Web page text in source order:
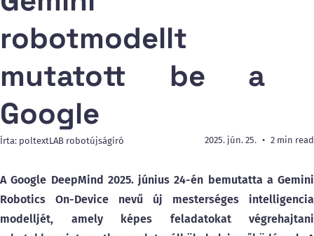
robotmodellt
mutatott be a
Google
Írta: poltextLAB robotújságíró 2025. jún. 25. 2 min read
A Google DeepMind 2025. június 24-én bemutatta a Gemini
Robotics On-Device nevű új mesterséges intelligencia
modelljét, amely képes feladatokat végrehajtani